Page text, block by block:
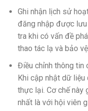
Ghi nhận lịch sử
đăng nhập được
tra khi có vấn đề
thao tác lạ và bảo
Điều chỉnh thông tin
Khi cập nhật dữ liệu
thực lại. Cơ chế này
nhất là với hội viên